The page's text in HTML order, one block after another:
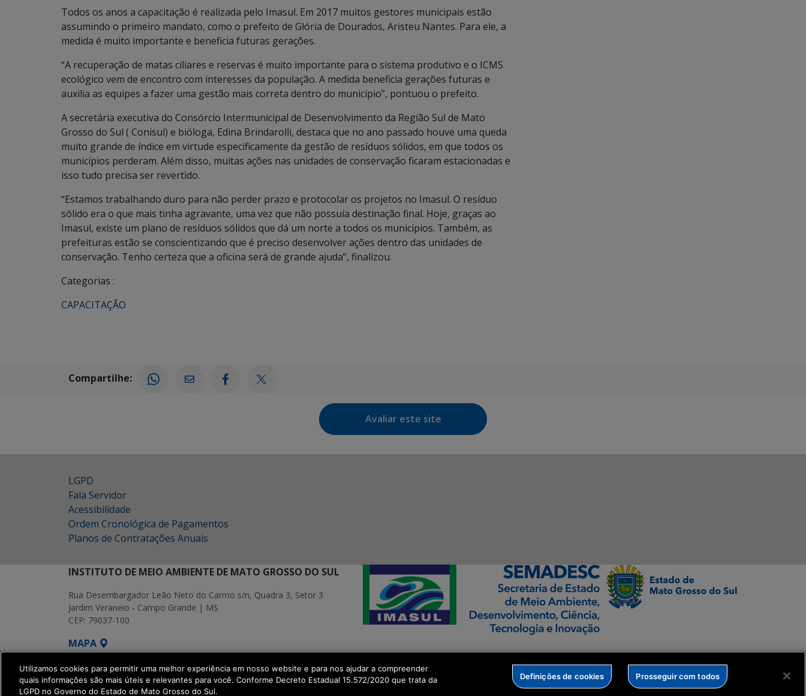
Todos os anos a capacitação é realizada pelo Imasul. Em 2017 muitos gestores municipais estão
assumindo o primeiro mandato, como o prefeito de Glória de Dourados, Aristeu Nantes. Para ele, a
medida é muito importante e beneficia futuras gerações.
“A recuperação de matas ciliares e reservas é muito importante para o sistema produtivo e o ICMS
ecológico vem de encontro com interesses da população. A medida beneficia gerações futuras e
auxilia as equipes a fazer uma gestão mais correta dentro do município”, pontuou o prefeito.
A secretária executiva do Consórcio Intermunicipal de Desenvolvimento da Região Sul de Mato
Grosso do Sul ( Conisul) e bióloga, Edina Brindarolli, destaca que no ano passado houve uma queda
muito grande de índice em virtude especificamente da gestão de resíduos sólidos, em que todos os
municípios perderam. Além disso, muitas ações nas unidades de conservação ficaram estacionadas e
isso tudo precisa ser revertido.
“Estamos trabalhando duro para não perder prazo e protocolar os projetos no Imasul. O resíduo
sólido era o que mais tinha agravante, uma vez que não possuía destinação final. Hoje, graças ao
Imasul, existe um plano de resíduos sólidos que dá um norte a todos os municípios. Também, as
prefeituras estão se conscientizando que é preciso desenvolver ações dentro das unidades de
conservação. Tenho certeza que a oficina será de grande ajuda”, finalizou.
Categorias :
CAPACITAÇÃO
Compartilhe:
Avaliar este site
LGPD
Fala Servidor
Acessibilidade
Ordem Cronológica de Pagamentos
Planos de Contratações Anuais
INSTITUTO DE MEIO AMBIENTE DE MATO GROSSO DO SUL
Rua Desembargador Leão Neto do Carmo s/n, Quadra 3, Setor 3
Jardim Veraneio - Campo Grande | MS
CEP: 79037-100
MAPA
SETDIG | Secretaria-Executiva de Transformação Digital
Utilizamos cookies para permitir uma melhor experiência em nosso website e para nos ajudar a compreender
quais informações são mais úteis e relevantes para você. Conforme Decreto Estadual 15.572/2020 que trata da
LGPD no Governo do Estado de Mato Grosso do Sul.
Definições de cookies Prosseguir com todos